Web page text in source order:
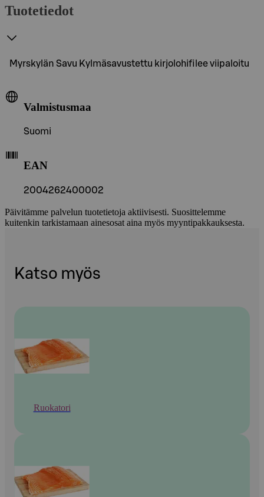
Tuotetiedot
Myrskylän Savu Kylmäsavustettu kirjolohifilee viipaloitu
Valmistusmaa
Suomi
EAN
2004262400002
Päivitämme palvelun tuotetietoja aktiivisesti. Suosittelemme
kuitenkin tarkistamaan ainesosat aina myös myyntipakkauksesta.
Katso myös
Ruokatori